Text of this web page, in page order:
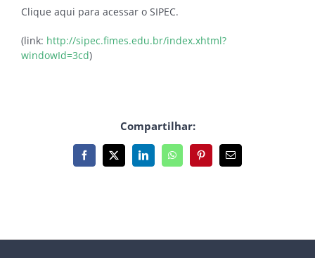
Clique aqui para acessar o SIPEC.
(link: http://sipec.fimes.edu.br/index.xhtml?
windowId=3cd)
Compartilhar:
Facebook
X LinkedInWhatsAppPinterest
E-
mail